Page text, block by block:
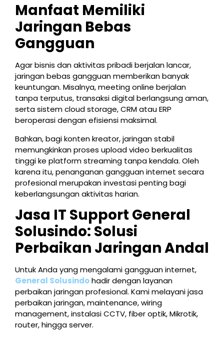
Manfaat Memiliki
Jaringan Bebas
Gangguan
Agar bisnis dan aktivitas pribadi berjalan lancar,
jaringan bebas gangguan memberikan banyak
keuntungan. Misalnya, meeting online berjalan
tanpa terputus, transaksi digital berlangsung aman,
serta sistem cloud storage, CRM atau ERP
beroperasi dengan efisiensi maksimal.
Bahkan, bagi konten kreator, jaringan stabil
memungkinkan proses upload video berkualitas
tinggi ke platform streaming tanpa kendala. Oleh
karena itu, penanganan gangguan internet secara
profesional merupakan investasi penting bagi
keberlangsungan aktivitas harian.
Jasa IT Support General
Solusindo: Solusi
Perbaikan Jaringan Andal
Untuk Anda yang mengalami gangguan internet,
General Solusindohadir dengan layanan
perbaikan jaringan profesional. Kami melayani jasa
perbaikan jaringan, maintenance, wiring
management, instalasi CCTV, fiber optik, Mikrotik,
router, hingga server.